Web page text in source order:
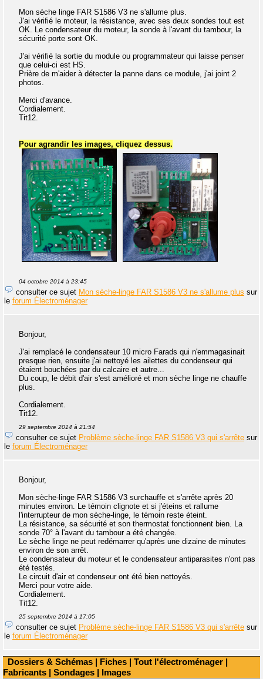
Dossiers & Schémas | Fiches | Tout l'électroménager |
Fabricants | Sondages | Images
Mon sèche linge FAR S1586 V3 ne s'allume plus.
J'ai vérifié le moteur, la résistance, avec ses deux sondes tout est
OK. Le condensateur du moteur, la sonde à l'avant du tambour, la
sécurité porte sont OK.
J'ai vérifié la sortie du module ou programmateur qui laisse penser
que celui-ci est HS.
Prière de m'aider à détecter la panne dans ce module, j'ai joint 2
photos.
Merci d'avance.
Cordialement.
Tit12.
Pour agrandir les images, cliquez dessus.
04 octobre 2014 à 23:45
consulter ce sujet Mon sèche-linge FAR S1586 V3 ne s'allume plus sur
le forum Électroménager
Bonjour,
J'ai remplacé le condensateur 10 micro Farads qui n'emmagasinait
presque rien, ensuite j'ai nettoyé les ailettes du condenseur qui
étaient bouchées par du calcaire et autre...
Du coup, le débit d'air s'est amélioré et mon sèche linge ne chauffe
plus.
Cordialement.
Tit12.
29 septembre 2014 à 21:54
consulter ce sujet Problème sèche-linge FAR S1586 V3 qui s'arrête sur
le forum Électroménager
Bonjour,
Mon sèche-linge FAR S1586 V3 surchauffe et s'arrête après 20
minutes environ. Le témoin clignote et si j'éteins et rallume
l'interrupteur de mon sèche-linge, le témoin reste éteint.
La résistance, sa sécurité et son thermostat fonctionnent bien. La
sonde 70° à l'avant du tambour a été changée.
Le sèche linge ne peut redémarrer qu'après une dizaine de minutes
environ de son arrêt.
Le condensateur du moteur et le condensateur antiparasites n'ont pas
été testés.
Le circuit d'air et condenseur ont été bien nettoyés.
Merci pour votre aide.
Cordialement.
Tit12.
25 septembre 2014 à 17:05
consulter ce sujet Problème sèche-linge FAR S1586 V3 qui s'arrête sur
le forum Électroménager